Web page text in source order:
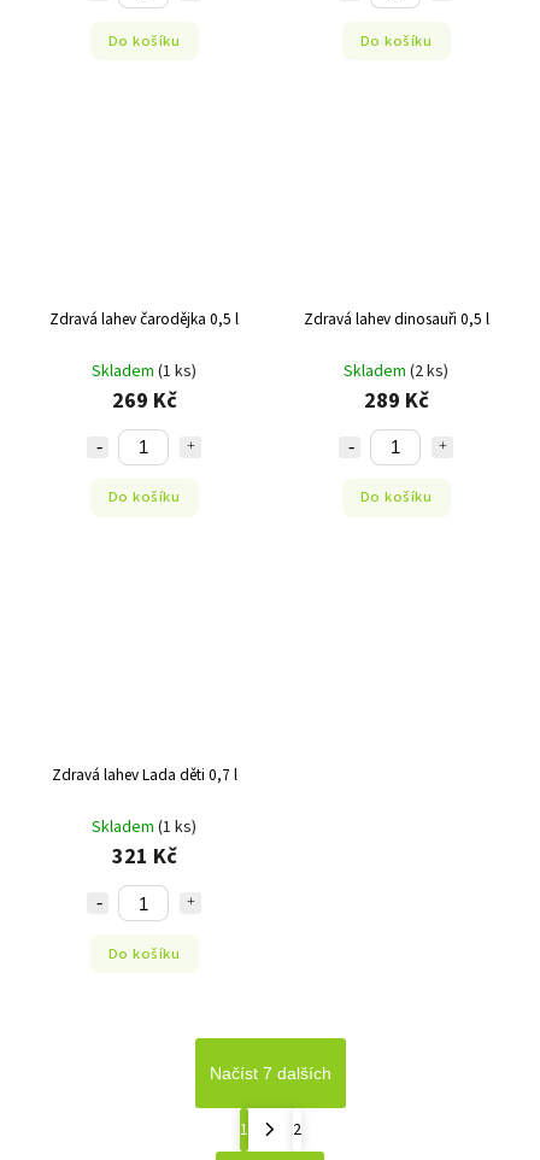
Do košíku Do košíku
Zdravá lahev čarodějka 0,5 l
Skladem (1 ks)
269 Kč
Do košíku
Zdravá lahev dinosauři 0,5 l
Skladem (2 ks)
289 Kč
Do košíku
Zdravá lahev Lada děti 0,7 l
Skladem (1 ks)
321 Kč
Do košíku
Načíst 7 dalších
1
2